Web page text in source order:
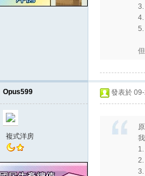
4.
5.
Opus599
複式洋房
發表於